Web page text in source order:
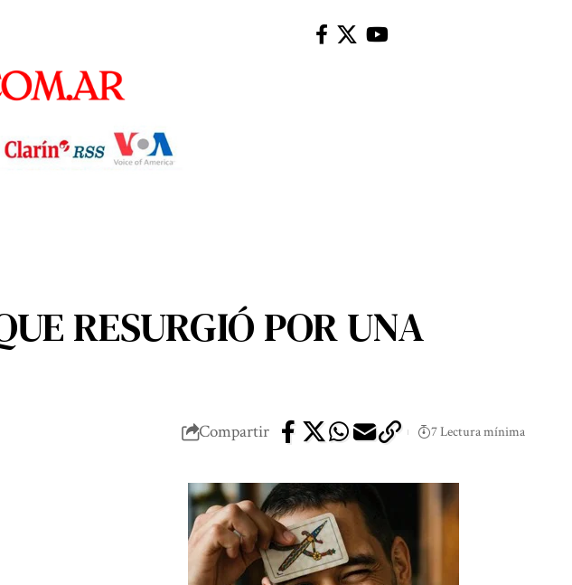
RESURGIÓ POR UNA
Compartir 7 Lectura mínima